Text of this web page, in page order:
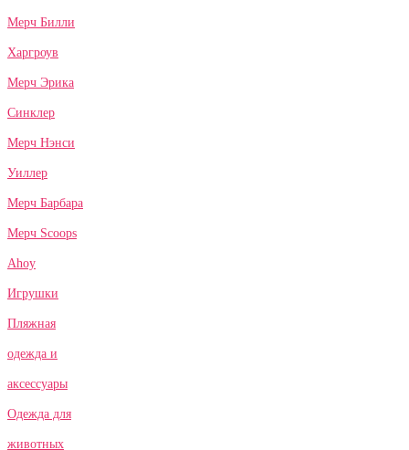
Мерч Билли
Харгроув
Мерч Эрика
Синклер
Мерч Нэнси
Уиллер
Мерч Барбара
Мерч Scoops
Ahoy
Игрушки
Пляжная
одежда и
аксессуары
Одежда для
животных